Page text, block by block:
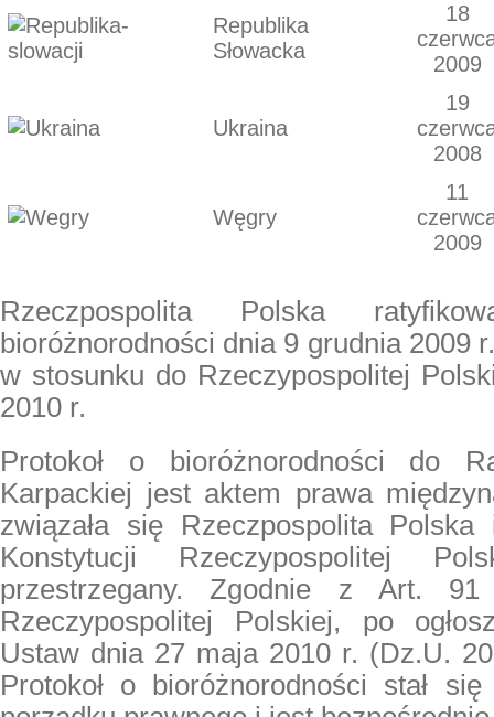
Republika
Słowacka
18
2009
Ukraina
19
2008
Węgry
11
2009
Rzeczpospolita Polska
bioróżnorodności dnia 9 grudnia 2009
w stosunku do Rzeczypospolitej
2010 r.
Protokoł o bioróżnorodności do
Karpackiej jest aktem prawa
związała się Rzeczpospolita
Konstytucji Rzeczypospolitej
przestrzegany. Zgodnie z Art. 91
Rzeczypospolitej Polskiej, po
Ustaw dnia 27 maja 2010 r. (Dz.U.
Protokoł o bioróżnorodności stał